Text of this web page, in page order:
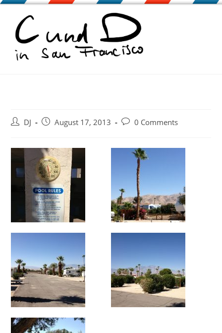
Zum
springen
Beitrags-
DJ
BeitragAugust 17, 2013
Beitrags-
0 Comments